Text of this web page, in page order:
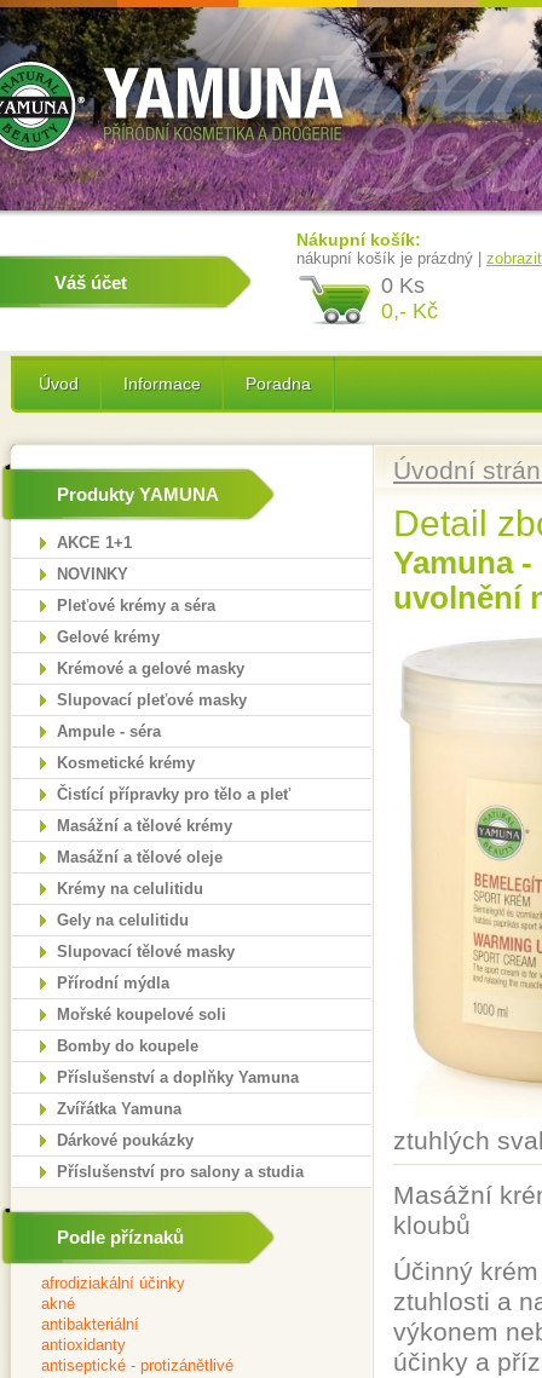
Váš účet
Nákupní košík:
nákupní košík je prázdný |
0 Ks
0,- Kč
Úvod Informace Poradna
Produkty YAMUNA
AKCE 1+1
NOVINKY
Pleťové krémy a séra
Gelové krémy
Krémové a gelové masky
Slupovací pleťové masky
Ampule - séra
Kosmetické krémy
Čistící přípravky pro tělo a pleť
Masážní a tělové krémy
Masážní a tělové oleje
Krémy na celulitidu
Gely na celulitidu
Slupovací tělové masky
Přírodní mýdla
Mořské koupelové soli
Bomby do koupele
Příslušenství a doplňky Yamuna
Zvířátka Yamuna
Dárkové poukázky
Příslušenství pro salony a studia
Podle příznaků
Úvodní
Detail
Yamuna
uvolnění
ztuhlých
Masážní
kloubů
Účinný
ztuhlosti a
výkonem
účinky a